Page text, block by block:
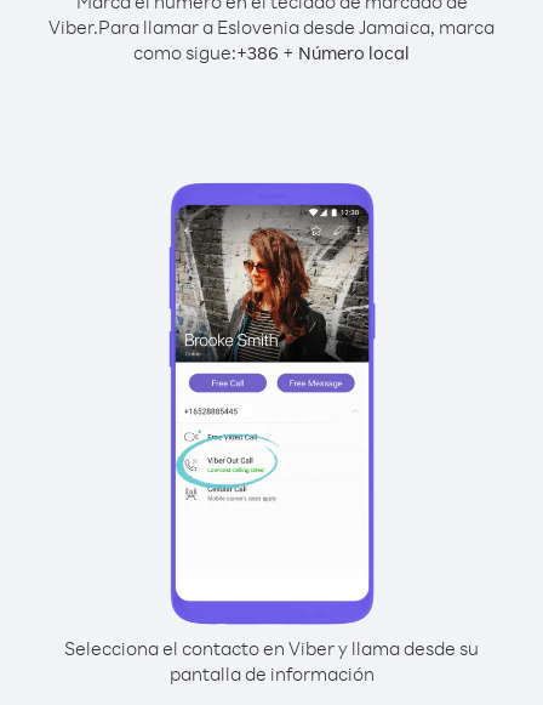
Viber.Para llamar a Eslovenia desde Jamaica, marca
como sigue:+386 + Número local
Selecciona el contacto en Viber y llama desde su
pantalla de información